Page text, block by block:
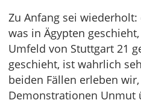
Zu Anfang sei
was in Ägypten
Umfeld von Stuttgart 21
geschieht, ist wahrlich
beiden Fällen erleben
Demonstrationen Unmut